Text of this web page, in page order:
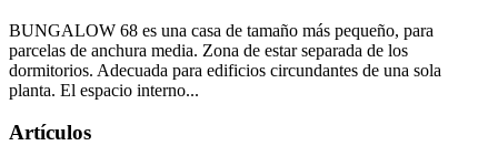
BUNGALOW 68 es una casa de tamaño más pequeño, para
parcelas de anchura media. Zona de estar separada de los
dormitorios. Adecuada para edificios circundantes de una sola
planta. El espacio interno...
Artículos